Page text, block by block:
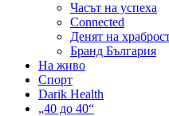
Часът на успеха
Connected
Денят на
Бранд България
На живо
Спорт
Darik Health
„40 до 40“